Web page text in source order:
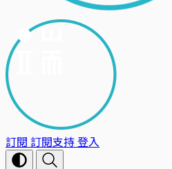
訂閱 訂閱支持登入